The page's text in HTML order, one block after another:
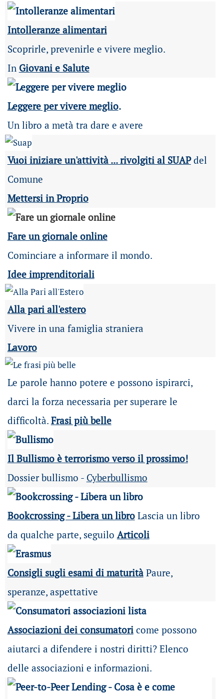
Intolleranze alimentari
Scoprirle, prevenirle e vivere meglio.
In Giovani e Salute
Leggere per vivere meglio.
Un libro a metà tra dare e avere
Vuoi iniziare un'attività ... rivolgiti al SUAPdel
Comune
Mettersi in Proprio
Fare un giornale online
Cominciare a informare il mondo.
Idee imprenditoriali
Alla pari all'estero
Vivere in una famiglia straniera
Lavoro
Le parole hanno potere e possono ispirarci,
darci la forza necessaria per superare le
difficoltà. Frasi più belle
Il Bullismo è terrorismo verso il prossimo!
Dossier bullismo - Cyberbullismo
Bookcrossing - Libera un libroLascia un libro
da qualche parte, seguilo Articoli
Consigli sugli esami di maturità Paure,
speranze, aspettative
Associazioni dei consumatoricome possono
aiutarci a difendere i nostri diritti? Elenco
delle associazioni e informazioni.